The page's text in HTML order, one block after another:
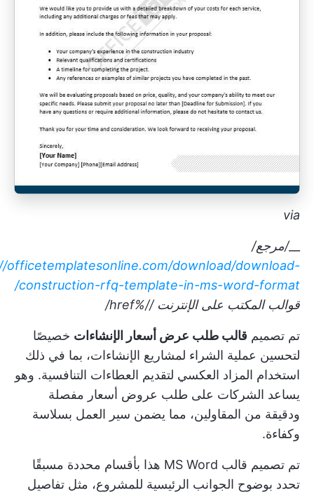
via
__/مرجع/
officetemplatesonline.com/download/download-
construction-rfq-template-in-ms-word-format/
قوالب المكتب على الإنترنت //%href/
تم تصميم قالب طلب عرض أسعار الإنشاءات خصيصًا
لتحسين عملية الشراء لمشاريع الإنشاءات، بما في ذلك
استخدام المزاد العكسي لتقديم العطاءات التنافسية. وهو
يساعد الشركات على طلب عروض أسعار مفصلة
ودقيقة من المقاولين، مما يضمن سير العمل بسلاسة
وكفاءة.
تم تصميم قالب MS Word هذا بأقسام محددة مسبقًا
تحدد بوضوح الجوانب الرئيسية للمشروع، مثل تفاصيل